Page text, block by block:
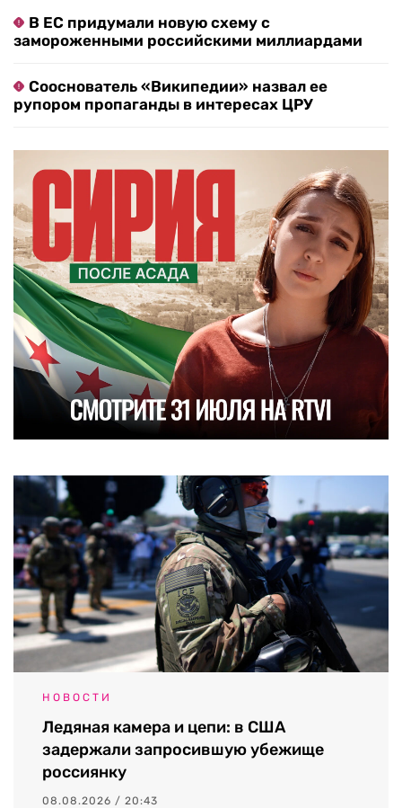
В ЕС придумали новую схему с
замороженными российскими миллиардами
Сооснователь «Википедии» назвал ее
рупором пропаганды в интересах ЦРУ
НОВОСТИ
Ледяная камера и цепи: в США
задержали запросившую убежище
россиянку
08.08.2026 / 20:43